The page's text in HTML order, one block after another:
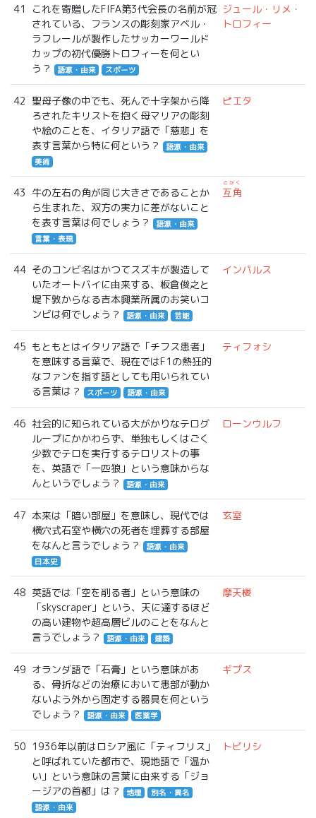
41
これを寄贈したFIFA第3代会長の名前が冠
されている、フランスの彫刻家アベル・
ラフレールが製作したサッカーワールド
カップの初代優勝トロフィーを何とい
う？
語源・由来 スポーツ
ジュール・リメ・
トロフィー
42 聖母子像の中でも、死んで十字架から降
ろされたキリストを抱く母マリアの彫刻
や絵のことを、イタリア語で「慈悲」を
表す言葉から特に何という？
語源・由来
美術
ピエタ
43 牛の左右の角が同じ大きさであることか
ら生まれた、双方の実力に差がないこと
を表す言葉は何でしょう？
語源・由来
言葉・表現
互角
ごかく
44 そのコンビ名はかつてスズキが製造して
いたオートバイに由来する、板倉俊之と
堤下敦からなる吉本興業所属のお笑いコ
ンビは何でしょう？
語源・由来 芸能
インパルス
45 もともとはイタリア語で「チフス患者」
を意味する言葉で、現在ではF1の熱狂的
なファンを指す語としても用いられてい
る言葉は？
スポーツ 語源・由来
ティフォシ
46 社会的に知られている大がかりなテログ
ループにかかわらず、単独もしくはごく
少数でテロを実行するテロリストの事
を、英語で「一匹狼」という意味からな
んというでしょう？
語源・由来
ローンウルフ
47 本来は「暗い部屋」を意味し、現代では
横穴式石室や横穴の死者を埋葬する部屋
をなんと言うでしょう？
語源・由来
日本史
玄室
48 英語では「空を削る者」という意味の
「skyscraper」という、天に達するほど
の高い建物や超高層ビルのことをなんと
言うでしょう？
語源・由来 建築
摩天楼
49 オランダ語で「石膏」という意味があ
る、骨折などの治療において患部が動か
ないよう外から固定する器具を何という
でしょう？
語源・由来 医薬学
ギプス
50 1936年以前はロシア風に「ティフリス」
と呼ばれていた都市で、現地語で「温か
い」という意味の言葉に由来する「ジョ
ージアの首都」は？
地理
別名・異名
語源・由来
トビリシ